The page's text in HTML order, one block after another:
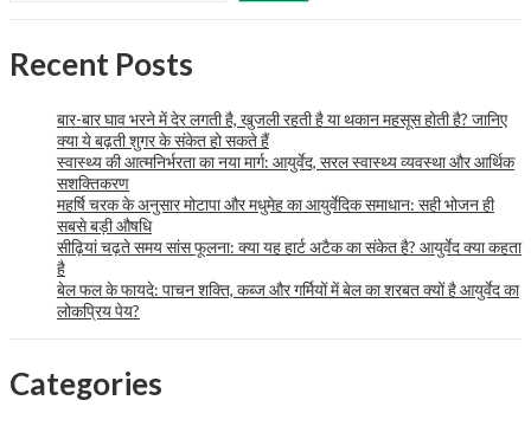
Recent Posts
बार-बार घाव भरने में देर लगती है, खुजली रहती है या थकान महसूस होती है? जानिए
क्या ये बढ़ती शुगर के संकेत हो सकते हैं
स्वास्थ्य की आत्मनिर्भरता का नया मार्ग: आयुर्वेद, सरल स्वास्थ्य व्यवस्था और आर्थिक
सशक्तिकरण
महर्षि चरक के अनुसार मोटापा और मधुमेह का आयुर्वेदिक समाधान: सही भोजन ही
सबसे बड़ी औषधि
सीढ़ियां चढ़ते समय सांस फूलना: क्या यह हार्ट अटैक का संकेत है? आयुर्वेद क्या कहता
है
बेल फल के फायदे: पाचन शक्ति, कब्ज और गर्मियों में बेल का शरबत क्यों है आयुर्वेद का
लोकप्रिय पेय?
Categories